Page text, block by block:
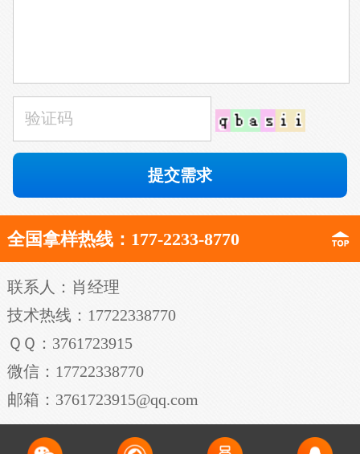
全国拿样热线：177-2233-8770
联系人：肖经理
技术热线：17722338770
ＱＱ：3761723915
微信：17722338770
邮箱：3761723915@qq.com